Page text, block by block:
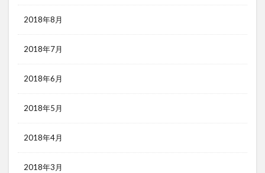
2018年8月
2018年7月
2018年6月
2018年5月
2018年4月
2018年3月